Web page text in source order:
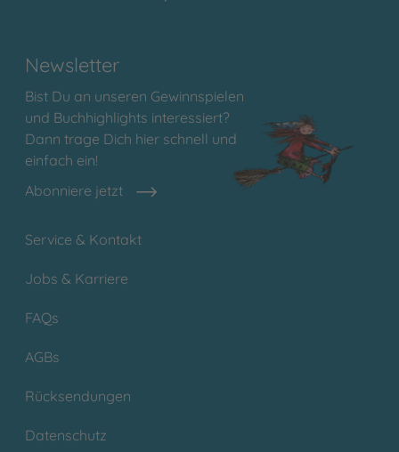
Newsletter
Bist Du an unseren Gewinnspielen
und Buchhighlights interessiert?
Dann trage Dich hier schnell und
einfach ein!
Abonniere jetzt
Service & Kontakt
Jobs & Karriere
FAQs
AGBs
Rücksendungen
Datenschutz